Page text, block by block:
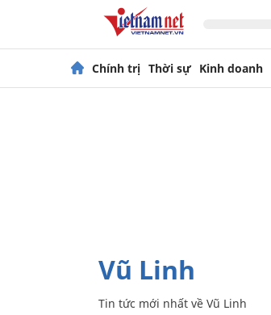
Chính trị Thời sự Kinh doanh
Vũ Linh
Tin tức mới nhất về Vũ Linh